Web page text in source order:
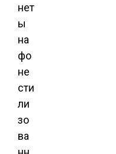
нет
ы
на
фо
не
сти
ли
зо
ва